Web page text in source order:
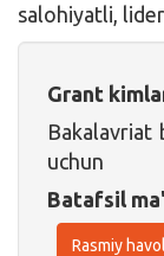
salohiyatli,
Grant
Bakalavriat
uchun
Batafsil
Rasmiy